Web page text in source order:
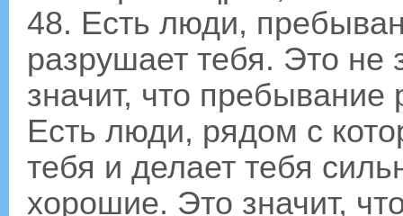
48. Есть люди,
разрушает тебя. Это не
значит, что
Есть люди, рядом с
тебя и делает тебя
хорошие. Это значит,